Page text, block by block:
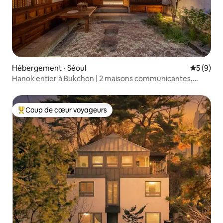
Hébergement ⋅ Séoul
5 (9)
Hanok entier à Bukchon | 2 maisons communicantes,
Coups de cœur voyageurs les plus appréciés
Coup de cœur voyageurs